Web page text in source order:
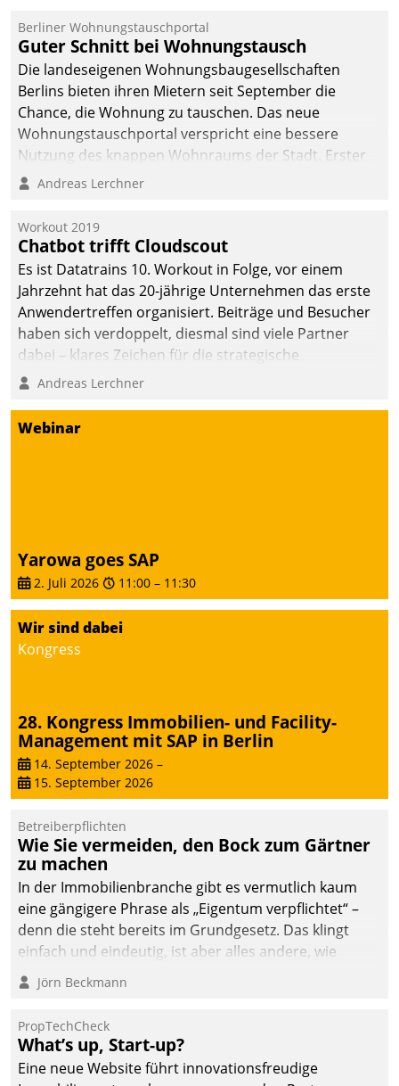
Datatrain. Die meravis
Wohnungsbau- und
Immobilien GmbH hat
sich dabei für den Betrieb
der Lösung über die SAP
Cloud Platform
entschieden - als erstes
Unternehmen am
Berliner Wohnungstauschportal
Guter Schnitt bei Wohnungstausch
Die landeseigenen Wohnungsbaugesellschaften
Berlins bieten ihren Mietern seit September die
Chance, die Wohnung zu tauschen. Das neue
Wohnungstauschportal verspricht eine bessere
Nutzung des knappen Wohnraums der Stadt. Erster
Anwendungsfall für Datatrains Lösung API-Hub mit
Unternehmen.
Andreas Lerchner
Workout 2019
Chatbot trifft Cloudscout
Es ist Datatrains 10. Workout in Folge, vor einem
Jahrzehnt hat das 20-jährige Unternehmen das erste
Anwendertreffen organisiert. Beiträge und Besucher
haben sich verdoppelt, diesmal sind viele Partner
dabei – klares Zeichen für die strategische
Fokussierung auf den Kunden.
Andreas Lerchner
Webinar
Yarowa goes SAP
2. Juli 2026 11:00 – 11:30
Wir sind dabei
Kongress
28. Kongress Immobilien- und Facility-
Management mit SAP in Berlin
14. September 2026 –
15. September 2026
Betreiberpflichten
Wie Sie vermeiden, den Bock zum Gärtner
zu machen
In der Immobilienbranche gibt es vermutlich kaum
eine gängigere Phrase als „Eigentum verpflichtet“ –
denn die steht bereits im Grundgesetz. Das klingt
einfach und eindeutig, ist aber alles andere, wie
Branchenbeschäftigte wissen. Denn mit der
Verantwortung folgen Verpflichtungen.
Jörn Beckmann
PropTechCheck
What’s up, Start-up?
Eine neue Website führt innovationsfreudige